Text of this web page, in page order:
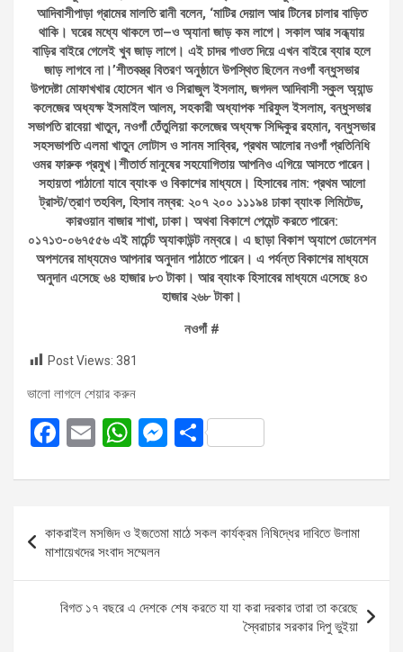
আদিবাসীপাড়া গ্রামের মালতি রানী বলেন, ‘মাটির দেয়াল আর টিনের চালার বাড়িত
থাকি। ঘরের মধ্যে থাকলে তা–ও অ্যানা জাড় কম লাগে। সকাল আর সন্ধ্যায়
বাড়ির বাইরে গেলেই খুব জাড় লাগে। এই চাদর গাওত দিয়ে এখন বাইরে ব্যার হলে
জাড় লাগবে না।’শীতবস্ত্র বিতরণ অনুষ্ঠানে উপস্থিত ছিলেন নওগাঁ বন্ধুসভার
উপদেষ্টা মোফাখখার হোসেন খান ও সিরাজুল ইসলাম, জগদল আদিবাসী স্কুল অ্যান্ড
কলেজের অধ্যক্ষ ইসমাইল আলম, সহকারী অধ্যাপক শরিফুল ইসলাম, বন্ধুসভার
সভাপতি রাবেয়া খাতুন, নওগাঁ তেঁতুলিয়া কলেজের অধ্যক্ষ সিদ্দিকুর রহমান, বন্ধুসভার
সহসভাপতি এলমা খাতুন লোটাস ও সানম সাব্বির, প্রথম আলোর নওগাঁ প্রতিনিধি
ওমর ফারুক প্রমুখ।শীতার্ত মানুষের সহযোগিতায় আপনিও এগিয়ে আসতে পারেন।
সহায়তা পাঠানো যাবে ব্যাংক ও বিকাশের মাধ্যমে। হিসাবের নাম: প্রথম আলো
ট্রাস্ট/ত্রাণ তহবিল, হিসাব নম্বর: ২০৭ ২০০ ১১১৯৪ ঢাকা ব্যাংক লিমিটেড,
কারওয়ান বাজার শাখা, ঢাকা। অথবা বিকাশে পেমেন্ট করতে পারেন:
০১৭১৩-০৬৭৫৫৬ এই মার্চেন্ট অ্যাকাউন্ট নম্বরে। এ ছাড়া বিকাশ অ্যাপে ডোনেশন
অপশনের মাধ্যমেও আপনার অনুদান পাঠাতে পারেন। এ পর্যন্ত বিকাশের মাধ্যমে
অনুদান এসেছে ৬৪ হাজার ৮৩ টাকা। আর ব্যাংক হিসাবের মাধ্যমে এসেছে ৪৩
হাজার ২৬৮ টাকা।
নওগাঁ #
Post Views: 381
ভালো লাগলে শেয়ার করুন
F
ce
b
o
o
k
E
ail
W
at
s
A
p
p
M
se
g
er
S
ar
navigation
কাকরাইল মসজিদ ও ইজতেমা মাঠে সকল কার্যক্রম নিষিদ্ধের দাবিতে উলামা
মাশায়েখদের সংবাদ সম্মেলন
বিগত ১৭ বছরে এ দেশকে শেষ করতে যা যা করা দরকার তারা তা করেছে
স্বৈরাচার সরকার দিপু ভুইয়া